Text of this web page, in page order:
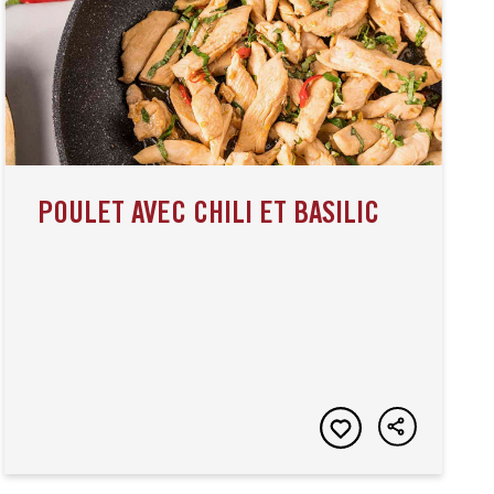
POULET AVEC CHILI ET BASILIC